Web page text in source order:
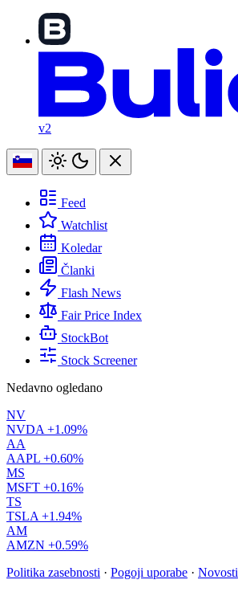
v2
Feed
Watchlist
Koledar
Članki
Flash News
Fair Price Index
StockBot
Stock Screener
Nedavno ogledano
NV
NVDA +1.09%
AA
AAPL +0.60%
MS
MSFT +0.16%
TS
TSLA +1.94%
AM
AMZN +0.59%
Politika zasebnosti · Pogoji uporabe · Novosti